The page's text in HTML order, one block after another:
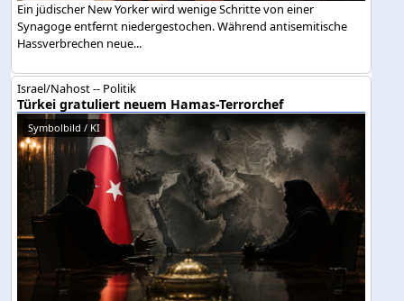
Ein jüdischer New Yorker wird wenige Schritte von einer
Synagoge entfernt niedergestochen. Während antisemitische
Hassverbrechen neue...
Israel/Nahost -- Politik
Türkei gratuliert neuem Hamas-Terrorchef
Symbolbild / KI